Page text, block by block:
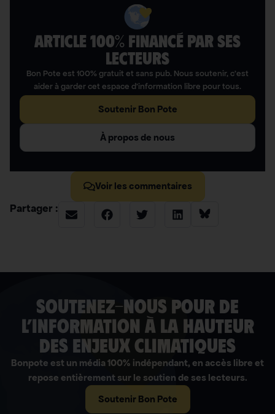
ARTICLE 100% FINANCÉ PAR SES
LECTEURS​
Bon Pote est 100% gratuit et sans pub. Nous soutenir, c’est
aider à garder cet espace d’information libre pour tous.
Soutenir Bon Pote
À propos de nous
Voir les commentaires
Partager :
soutenez-nous pour de
l’information à la hauteur
des enjeux climatiques
Bonpote est un média 100% indépendant, en accès libre et
repose entièrement sur le soutien de ses lecteurs.
Soutenir Bon Pote